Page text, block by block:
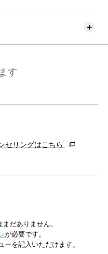
す
セリングはこちら
だありません。
が必要です。
ーを記入いただけます。